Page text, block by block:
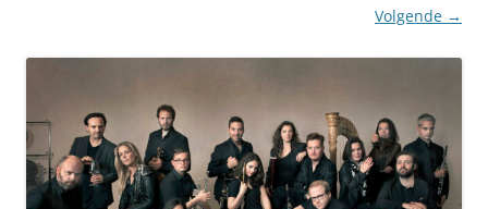
Volgende →